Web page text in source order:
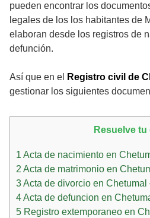
pueden encontrar los
legales de los los habitantes de
elaboran desde los registros de
defunción.
Así que en el Registro civil de
gestionar los siguientes
Resuelve tu
1Acta de nacimiento en
2 Acta de matrimonio en
3Acta de divorcio en Chetumal
4Acta de defuncion en
5 Registro extemporaneo en